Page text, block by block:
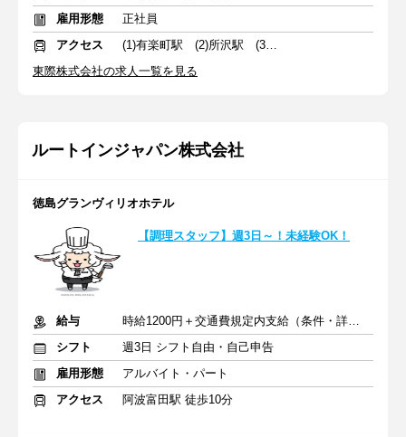
雇用形態
正社員
アクセス
(1)有楽町駅 (2)所沢駅 (3)北浦和駅
東際株式会社の求人一覧を見る
ルートインジャパン株式会社
徳島グランヴィリオホテル
【調理スタッフ】週3日～！未経験OK！
給与
時給1200円＋交通費規定内支給（条件・詳細は面接にて）
シフト
週3日 シフト自由・自己申告
雇用形態
アルバイト・パート
アクセス
阿波富田駅 徒歩10分